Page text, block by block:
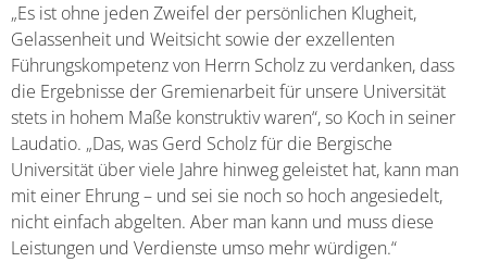
„Es ist ohne jeden Zweifel der persönlichen Klugheit,
Gelassenheit und Weitsicht sowie der exzellenten
Führungskompetenz von Herrn Scholz zu verdanken, dass
die Ergebnisse der Gremienarbeit für unsere Universität
stets in hohem Maße konstruktiv waren“, so Koch in seiner
Laudatio. „Das, was Gerd Scholz für die Bergische
Universität über viele Jahre hinweg geleistet hat, kann man
mit einer Ehrung – und sei sie noch so hoch angesiedelt,
nicht einfach abgelten. Aber man kann und muss diese
Leistungen und Verdienste umso mehr würdigen.“